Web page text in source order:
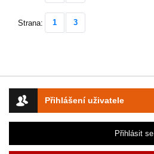
Přihlášení uživatele
Přihlásit se
Strana: 1 3